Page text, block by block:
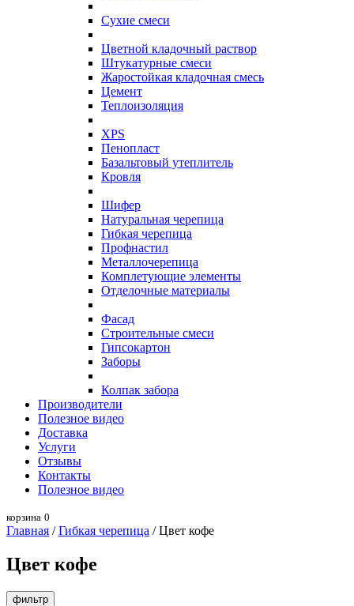
Сухие смеси
Цветной кладочный раствор
Штукатурные смеси
Жаростойкая кладочная смесь
Цемент
Теплоизоляция
XPS
Пенопласт
Базальтовый утеплитель
Кровля
Шифер
Натуральная черепица
Гибкая черепица
Профнастил
Металлочерепица
Комплетующие элементы
Отделочные материалы
Фасад
Строительные смеси
Гипсокартон
Заборы
Колпак забора
Производители
Полезное видео
Доставка
Услуги
Отзывы
Контакты
Полезное видео
корзина 0
Главная /Гибкая черепица / Цвет кофе
Цвет кофе
фильтр